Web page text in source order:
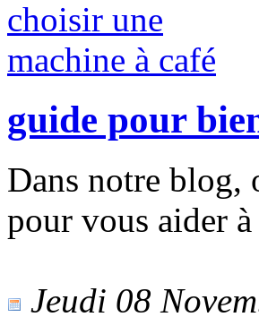
guide pour
Dans notre blog,
pour vous aider
Jeudi 08